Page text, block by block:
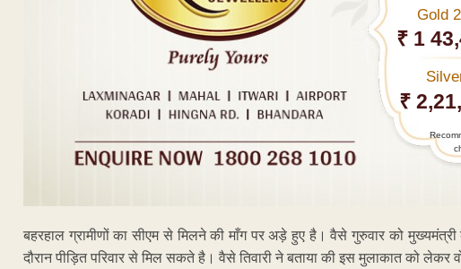
Gold
₹ 1
₹
बहरहाल ग्रामीणों का सीएम से मिलने की माँग पर अड़े हुए है। वैसे गुरुवार को
दौरान पीड़ित परिवार से मिल सकते है। वैसे तिवारी ने बताया की इस मुलाकात को लेकर